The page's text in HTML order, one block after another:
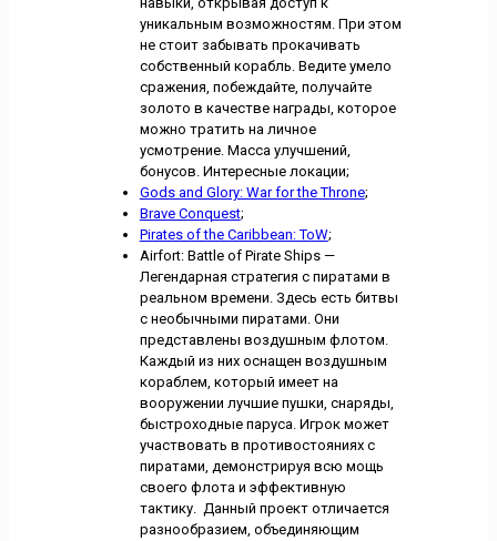
уникальным возможностям. При этом
не стоит забывать прокачивать
собственный корабль. Ведите умело
сражения, побеждайте, получайте
золото в качестве награды, которое
можно тратить на личное
усмотрение. Масса улучшений,
бонусов. Интересные локации;
Gods and Glory: War for the Throne;
Brave Conquest;
Pirates of the Caribbean: ToW;
Airfort: Battle of Pirate Ships —
Легендарная стратегия с пиратами в
реальном времени. Здесь есть битвы
с необычными пиратами. Они
представлены воздушным флотом.
Каждый из них оснащен воздушным
кораблем, который имеет на
вооружении лучшие пушки, снаряды,
быстроходные паруса. Игрок может
участвовать в противостояниях с
пиратами, демонстрируя всю мощь
своего флота и эффективную
тактику. Данный проект отличается
разнообразием, объединяющим